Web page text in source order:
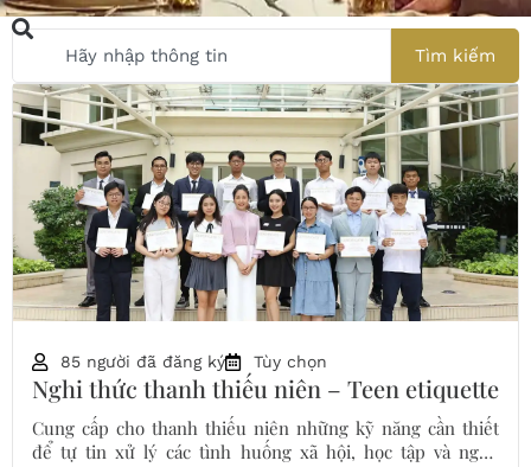
Tìm kiếm
85 người đã đăng ký Tùy chọn
Nghi thức thanh thiếu niên – Teen etiquette
Cung cấp cho thanh thiếu niên những kỹ năng cần thiết
để tự tin xử lý các tình huống xã hội, học tập và nghề